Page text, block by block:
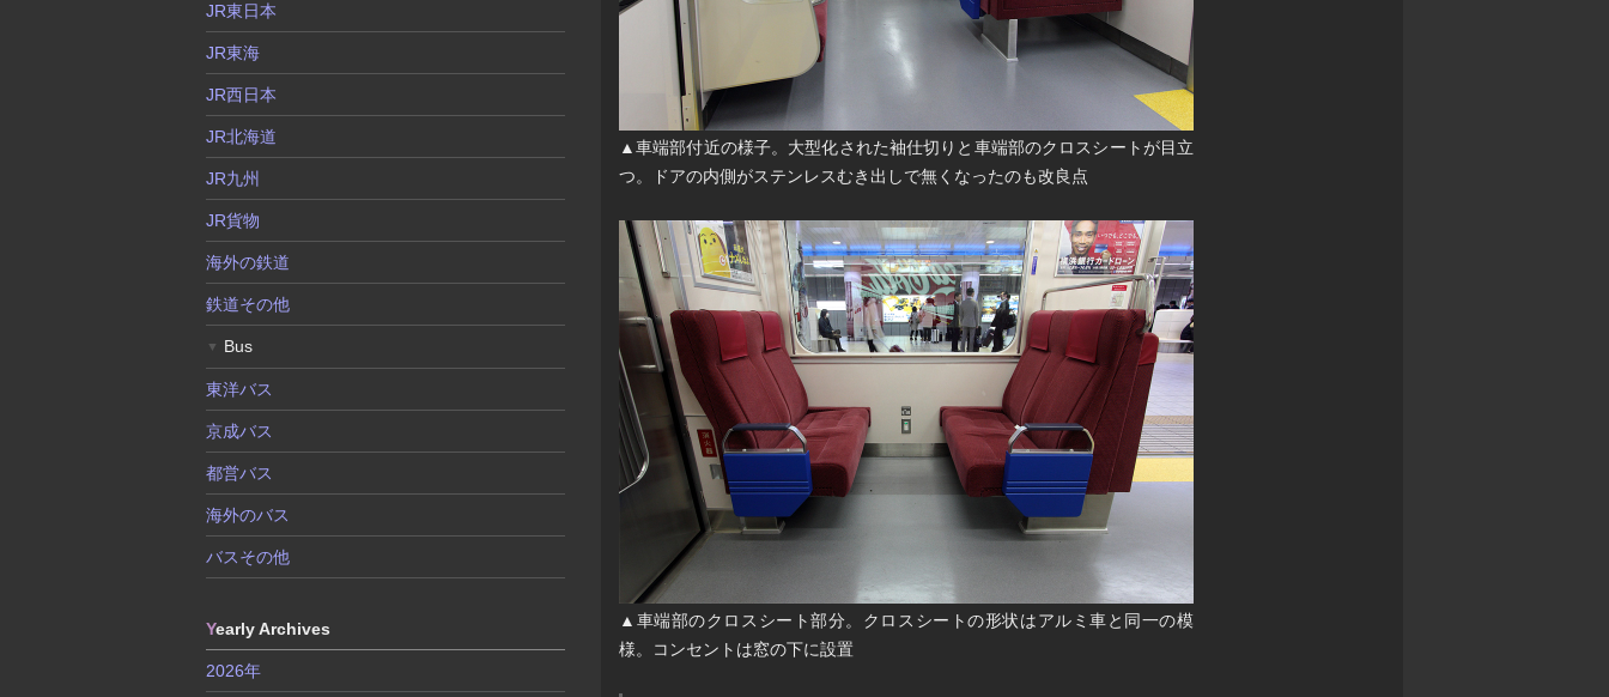
▲車端部付近の様子。大型化された袖仕切りと車端部のクロスシートが目立
つ。ドアの内側がステンレスむき出しで無くなったのも改良点
▲車端部のクロスシート部分。クロスシートの形状はアルミ車と同一の模
様。コンセントは窓の下に設置
JR東日本
JR東海
JR西日本
JR北海道
JR九州
JR貨物
海外の鉄道
鉄道その他
▼ Bus
東洋バス
京成バス
都営バス
海外のバス
バスその他
Yearly Archives
2026年